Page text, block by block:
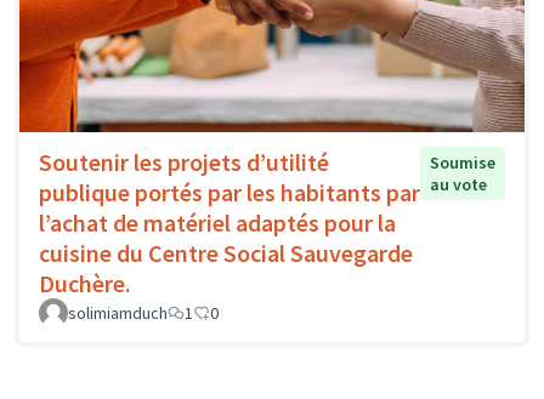
Soutenir les projets d’utilité
publique portés par les habitants par
l’achat de matériel adaptés pour la
cuisine du Centre Social Sauvegarde
Duchère.
Soumise
au vote
solimiamduch 1 0